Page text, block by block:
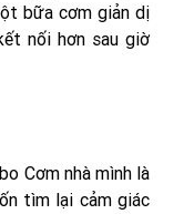
bữa cơm giản dị
nối hơn sau giờ
Cơm nhà mình là
tìm lại cảm giác